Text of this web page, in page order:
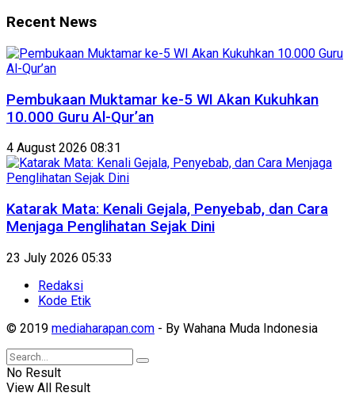
Recent News
Pembukaan Muktamar ke-5 WI Akan Kukuhkan
10.000 Guru Al-Qur’an
4 August 2026 08:31
Katarak Mata: Kenali Gejala, Penyebab, dan Cara
Menjaga Penglihatan Sejak Dini
23 July 2026 05:33
Redaksi
Kode Etik
© 2019 mediaharapan.com - By Wahana Muda Indonesia
No Result
View All Result